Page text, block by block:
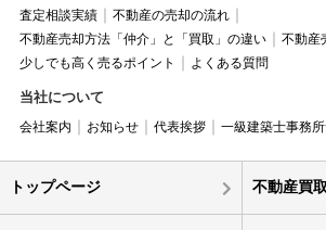
査定相談実績
不動産の売却の流れ
不動産売却方法「仲介」と「買取」の違い
不動産
少しでも高く売るポイント
よくある質問
当社について
会社案内 お知らせ 代表挨拶 一級建築士事務
トップページ 不動産買